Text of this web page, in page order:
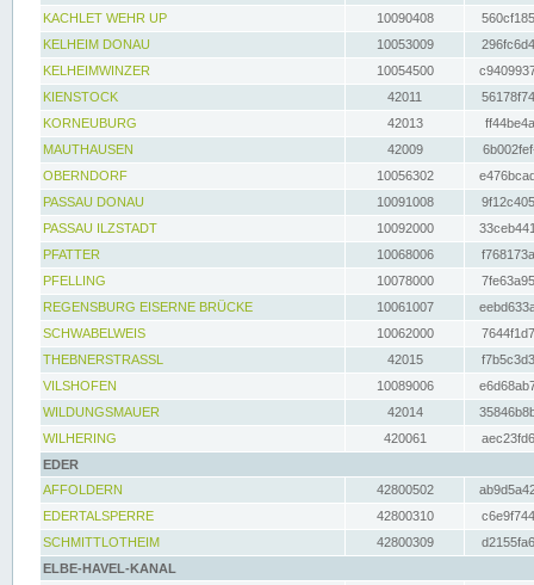
KACHLET WEHR UP
10090408
KELHEIM DONAU
10053009
KELHEIMWINZER
10054500
KIENSTOCK
42011
KORNEUBURG
42013
MAUTHAUSEN
42009
OBERNDORF
10056302
PASSAU DONAU
10091008
PASSAU ILZSTADT
10092000
PFATTER
10068006
PFELLING
10078000
REGENSBURG EISERNE BRÜCKE
10061007
SCHWABELWEIS
10062000
THEBNERSTRASSL
42015
VILSHOFEN
10089006
WILDUNGSMAUER
42014
WILHERING
420061
EDER
AFFOLDERN
42800502
EDERTALSPERRE
42800310
SCHMITTLOTHEIM
42800309
ELBE-HAVEL-KANAL